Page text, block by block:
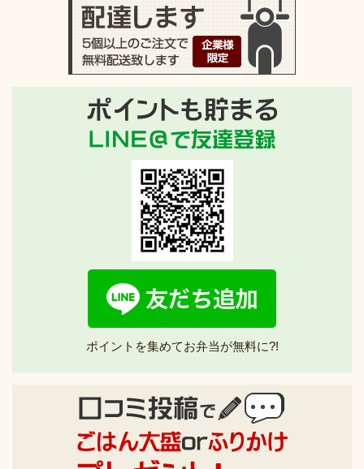
ポイントを集めてお弁当が無料に?!